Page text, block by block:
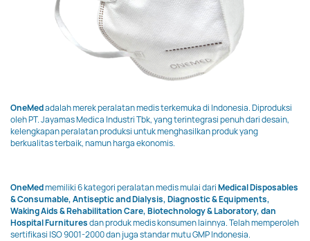
OneMedadalah merek peralatan medis terkemuka di Indonesia. Diproduksi
oleh PT. Jayamas Medica Industri Tbk, yang terintegrasi penuh dari desain,
kelengkapan peralatan produksi untuk menghasilkan produk yang
berkualitas terbaik, namun harga ekonomis.
OneMedmemiliki 6 kategori peralatan medis mulai dariMedical Disposables
& Consumable, Antiseptic and Dialysis, Diagnostic & Equipments,
Waking Aids & Rehabilitation Care, Biotechnology & Laboratory, dan
Hospital Furnituresdan produk medis konsumen lainnya. Telah memperoleh
sertifikasi ISO 9001-2000 dan juga standar mutu GMP Indonesia.